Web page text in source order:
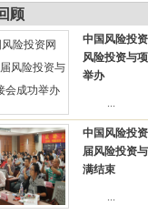
顾
中国风险投
风险投资与
举办
...
中国风险投
届风险投资
满结束
...